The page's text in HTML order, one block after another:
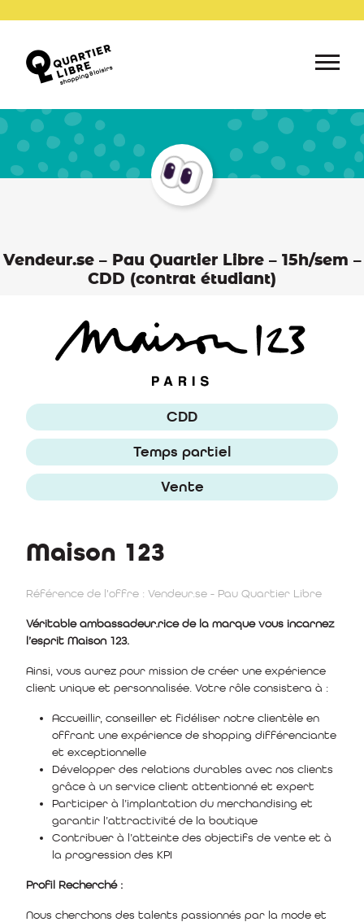
Vendeur.se – Pau Quartier Libre – 15h/sem –
CDD (contrat étudiant)
CDD
Temps partiel
Vente
Maison 123
Référence de l'offre : Vendeur.se - Pau Quartier Libre
Véritable ambassadeur.rice de la marque vous incarnez
l’esprit Maison 123.
Ainsi, vous aurez pour mission de créer une expérience
client unique et personnalisée. Votre rôle consistera à :
Accueillir, conseiller et fidéliser notre clientèle en
offrant une expérience de shopping différenciante
et exceptionnelle
Développer des relations durables avec nos clients
grâce à un service client attentionné et expert
Participer à l’implantation du merchandising et
garantir l’attractivité de la boutique
Contribuer à l’atteinte des objectifs de vente et à
la progression des KPI
Profil Recherché :
Nous cherchons des talents passionnés par la mode et